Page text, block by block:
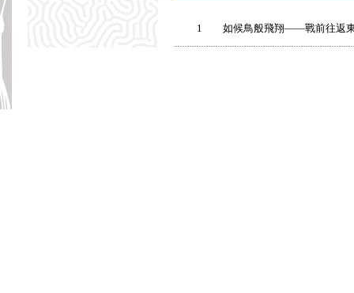
1 如候鳥般飛翔——戰前往返